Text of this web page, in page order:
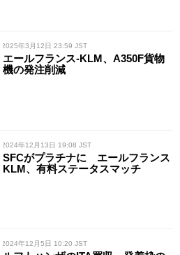
/ 2025年3月12日 23:59 JST
エールフランス-KLM、A350F貨物
機の発注削減
/ 2024年12月13日 19:08 JST
SFCがプラチナに エールフランス
KLM、有料ステータスマッチ
/ 2024年12月5日 10:20 JST